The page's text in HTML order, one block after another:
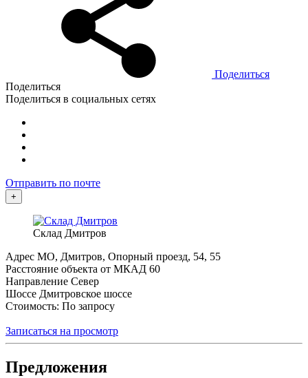
Поделиться
Поделиться
Поделиться в социальных сетях
Отправить по почте
+
Склад Дмитров
Адрес МО, Дмитров, Опорный проезд, 54, 55
Расстояние объекта от МКАД 60
Направление Север
Шоссе Дмитровское шоссе
Стоимость: По запросу
Записаться на просмотр
Предложения